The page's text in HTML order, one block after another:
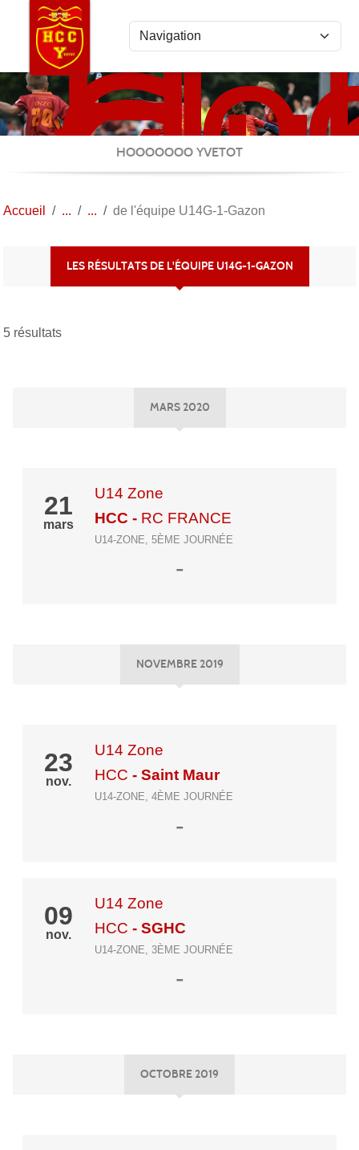
HOOOOOOO YVETOT
Accueil de l'équipe U14G-1-Gazon
LES RÉSULTATS DE L'ÉQUIPE U14G-1-GAZON
5 résultats
MARS 2020
21
mars
U14 Zone
HCC - RC FRANCE
U14-ZONE, 5ÈME JOURNÉE
-
NOVEMBRE 2019
23
nov.
U14 Zone
HCC - Saint Maur
U14-ZONE, 4ÈME JOURNÉE
-
09
nov.
U14 Zone
HCC - SGHC
U14-ZONE, 3ÈME JOURNÉE
-
OCTOBRE 2019
Panneau de gestion des cookies